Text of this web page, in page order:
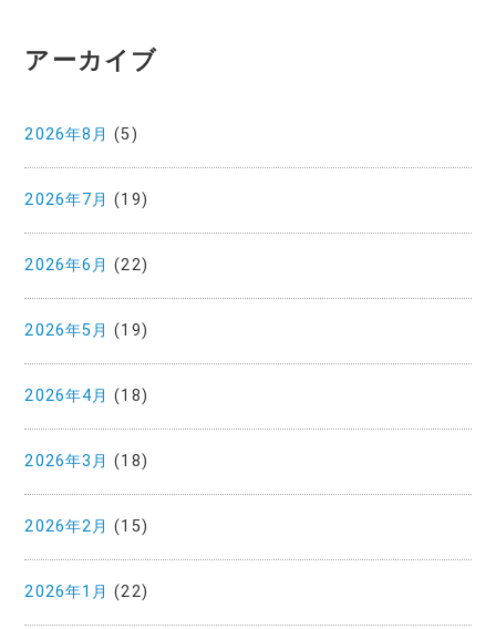
アーカイブ
2026年8月 (5)
2026年7月 (19)
2026年6月 (22)
2026年5月 (19)
2026年4月 (18)
2026年3月 (18)
2026年2月 (15)
2026年1月 (22)